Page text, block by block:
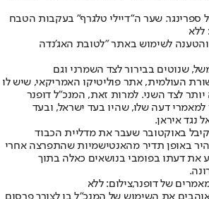
שער ה"דיילי טלגרף" בעקבות הטבח
ללא
לשימוש באתר "לטובת האג'נדה
שנוטים בבירור לצד השמרני וגם
העולמית, אתר פוליטיקו האמריקאי, שיש לו
לצד השני. למרות זאת, המנכ"ל דופנר
דעה שלו, שהיו בעד ישראל, ובעד
נגד איראן.
באוקטובר שעבר את מדליית הכבוד
באופן תדיר מהאנטישמיות שהתפרצה אחרי
את דעתו בפומבי בנושאים כאלה בתוך
של דופנר,צילום: ללא